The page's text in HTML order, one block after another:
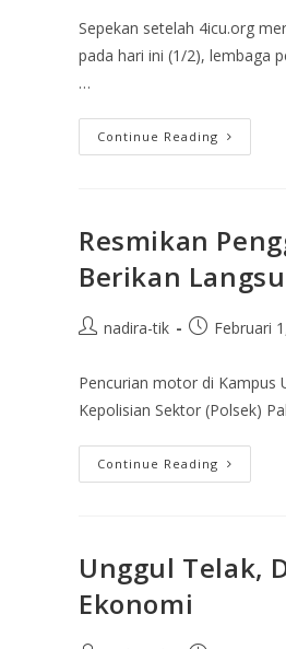
Sepekan setelah 4icu.org
pada hari ini (1/2), lembaga
…
Continue Reading
Resmikan
Berikan
nadira-tik Februari
Pencurian motor di Kampus
Kepolisian Sektor (Polsek)
Continue Reading
Unggul Telak,
Ekonomi